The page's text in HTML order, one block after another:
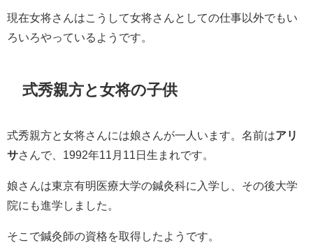
現在女将さんはこうして女将さんとしての仕事以外でもい
ろいろやっているようです。
式秀親方と女将の子供
式秀親方と女将さんには娘さんが一人います。名前はアリ
サさんで、1992年11月11日生まれです。
娘さんは東京有明医療大学の鍼灸科に入学し、その後大学
院にも進学しました。
そこで鍼灸師の資格を取得したようです。